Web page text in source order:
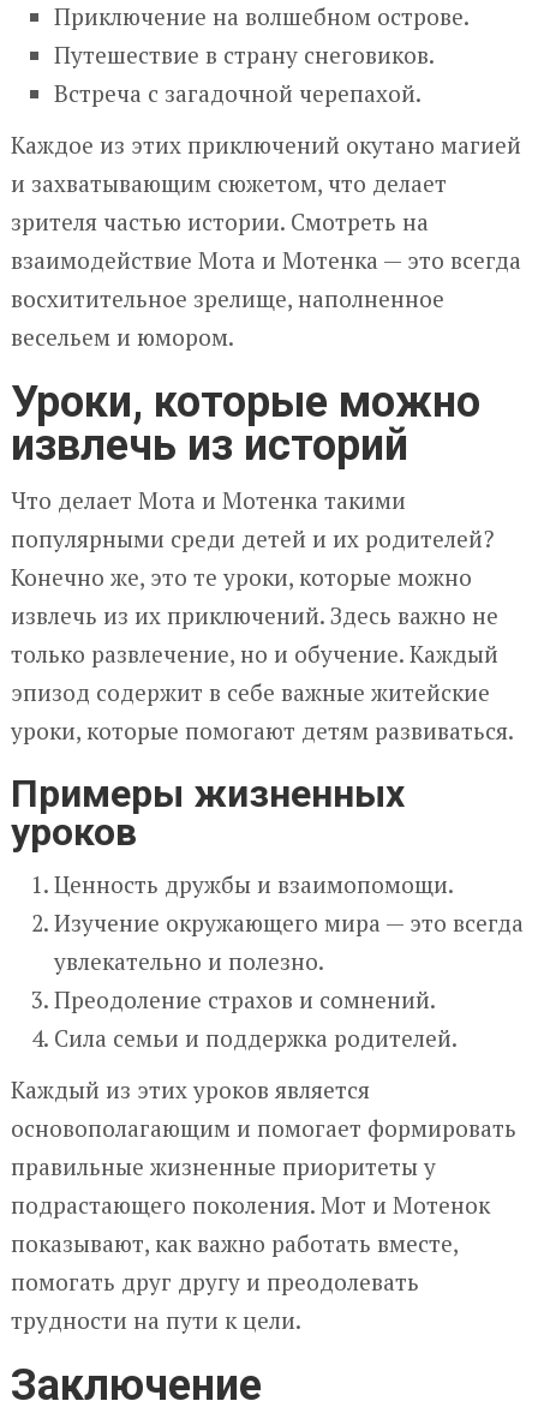
Приключение на волшебном острове.
Путешествие в страну снеговиков.
Встреча с загадочной черепахой.
Каждое из этих приключений окутано магией
и захватывающим сюжетом, что делает
зрителя частью истории. Смотреть на
взаимодействие Мота и Мотенка — это всегда
восхитительное зрелище, наполненное
весельем и юмором.
Уроки, которые можно
извлечь из историй
Что делает Мота и Мотенка такими
популярными среди детей и их родителей?
Конечно же, это те уроки, которые можно
извлечь из их приключений. Здесь важно не
только развлечение, но и обучение. Каждый
эпизод содержит в себе важные житейские
уроки, которые помогают детям развиваться.
Примеры жизненных
уроков
Ценность дружбы и взаимопомощи.
Изучение окружающего мира — это всегда
увлекательно и полезно.
Преодоление страхов и сомнений.
Сила семьи и поддержка родителей.
Каждый из этих уроков является
основополагающим и помогает формировать
правильные жизненные приоритеты у
подрастающего поколения. Мот и Мотенок
показывают, как важно работать вместе,
помогать друг другу и преодолевать
трудности на пути к цели.
Заключение